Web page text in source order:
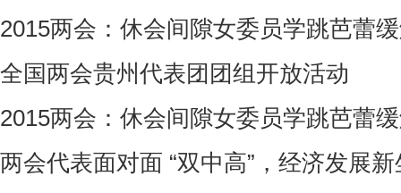
2015两会：休会间隙女委员学跳芭蕾
全国两会贵州代表团团组开放活动
2015两会：休会间隙女委员学跳芭蕾
两会代表面对面 “双中高”，经济发展